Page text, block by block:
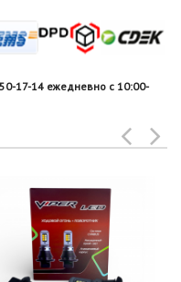
17-14 ежедневно с 10:00-